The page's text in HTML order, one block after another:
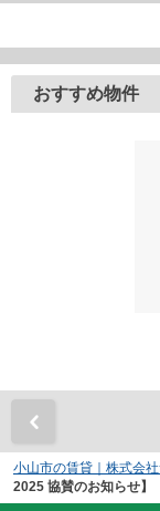
おすすめ物件
小山市の賃貸｜株式会
2025 協賛のお知らせ】